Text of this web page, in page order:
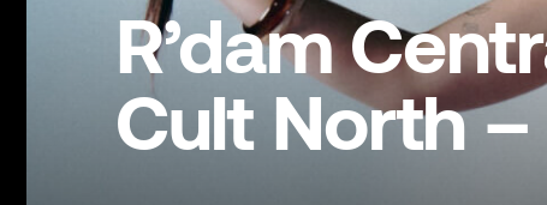
R’dam
Cult North –